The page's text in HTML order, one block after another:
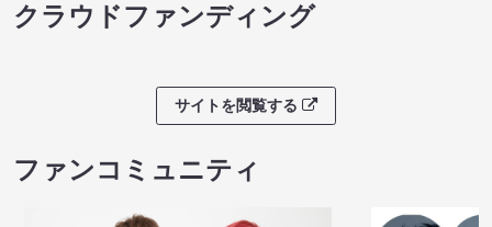
クラウドファンディング
サイトを閲覧する
ファンコミュニティ